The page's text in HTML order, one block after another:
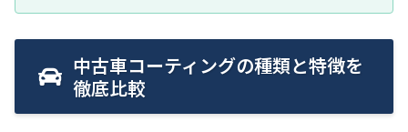
中古車コーティングの種類と特徴を
徹底比較